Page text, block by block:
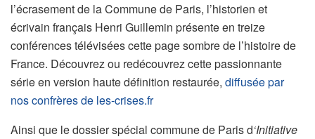
l’écrasement de la Commune de Paris, l’historien et
écrivain français Henri Guillemin présente en treize
conférences télévisées cette page sombre de l’histoire de
France. Découvrez ou redécouvrez cette passionnante
série en version haute définition restaurée, diffusée par
nos confrères de les-crises.fr
Ainsi que le dossier spécial commune de Paris d‘Initiative